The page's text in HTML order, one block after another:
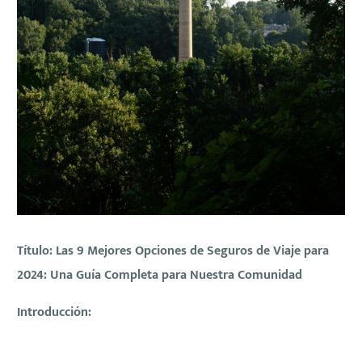
Título: Las 9 Mejores Opciones de Seguros de Viaje para
2024: Una Guía Completa para Nuestra Comunidad
Introducción: